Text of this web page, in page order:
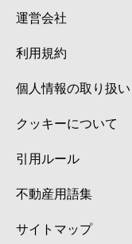
運営会社
利用規約
個人情報の取り扱い
クッキーについて
引用ルール
不動産用語集
サイトマップ